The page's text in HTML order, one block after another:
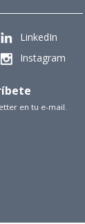
LinkedIn
Instagram
en tu e-mail.